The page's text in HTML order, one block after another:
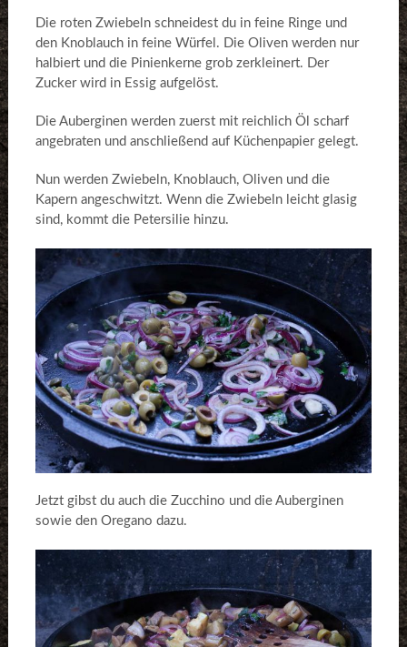
Die roten Zwiebeln schneidest du in feine Ringe und
den Knoblauch in feine Würfel. Die Oliven werden nur
halbiert und die Pinienkerne grob zerkleinert. Der
Zucker wird in Essig aufgelöst.
Die Auberginen werden zuerst mit reichlich Öl scharf
angebraten und anschließend auf Küchenpapier gelegt.
Nun werden Zwiebeln, Knoblauch, Oliven und die
Kapern angeschwitzt. Wenn die Zwiebeln leicht glasig
sind, kommt die Petersilie hinzu.
Jetzt gibst du auch die Zucchino und die Auberginen
sowie den Oregano dazu.